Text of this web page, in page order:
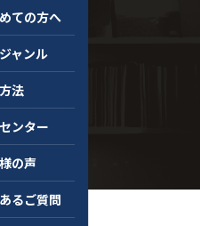
ての方へ
ャンル
法
ンター
の声
るご質問
ム